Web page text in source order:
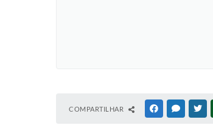
COMPARTILHAR FACEBOOK